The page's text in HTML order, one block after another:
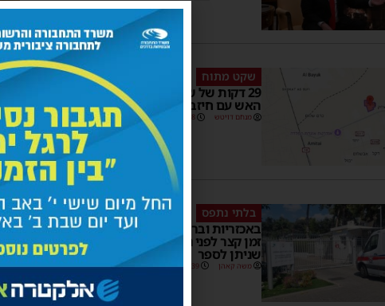
שקט מתוח
29 דקות של שקט: נכנסה לתוקף הפסקת
האש עם חיזבאללה – צבע אדום בדרום
מנחם דויטש 04:48
1
בלתי נתפס
באכזריות וברוע לב: חמאס רצחו 6 חטופים
זמן קצר לפני ניסיון חילוצם | כל הפרטים
שניתן לספר
משה קאהן 07:39 2 תגובות
1